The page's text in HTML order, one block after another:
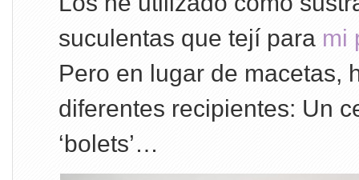
suculentas que tejí para mi
Pero en lugar de macetas,
diferentes recipientes: Un
‘bolets’…